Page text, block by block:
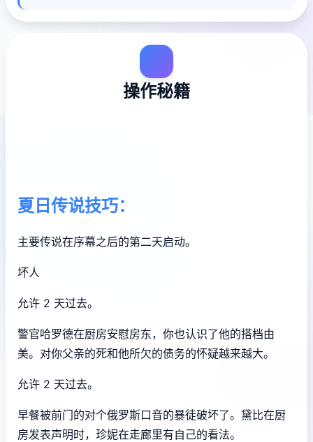
操作秘籍
夏日传说技巧：
主要传说在序幕之后的第二天启动。
坏人
允许 2 天过去。
警官哈罗德在厨房安慰房东，你也认识了他的搭档由
美。对你父亲的死和他所欠的债务的怀疑越来越大。
允许 2 天过去。
早餐被前门的对个俄罗斯口音的暴徒破坏了。黛比在厨
房发表声明时，珍妮在走廊里有自己的看法。